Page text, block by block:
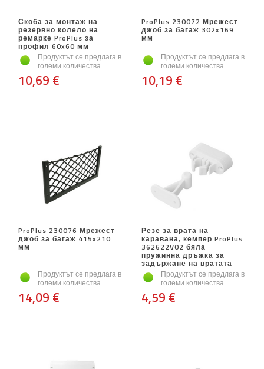
Скоба за монтаж на
резервно колело на
ремарке ProPlus за
профил 60x60 мм
Продуктът се предлага в
големи количества
10,69 €
ProPlus 230072 Мрежест
джоб за багаж 302x169
мм
Продуктът се предлага в
големи количества
10,19 €
ProPlus 230076 Мрежест
джоб за багаж 415x210
мм
Продуктът се предлага в
големи количества
14,09 €
Резе за врата на
каравана, кемпер ProPlus
362622V02 бяла
пружинна дръжка за
задържане на вратата
Продуктът се предлага в
големи количества
4,59 €